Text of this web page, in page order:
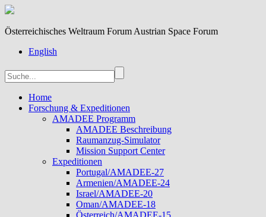
Österreichisches Weltraum Forum Austrian Space Forum
English
Home
Forschung & Expeditionen
AMADEE Programm
AMADEE Beschreibung
Raumanzug-Simulator
Mission Support Center
Expeditionen
Portugal/AMADEE-27
Armenien/AMADEE-24
Israel/AMADEE-20
Oman/AMADEE-18
Österreich/AMADEE-15